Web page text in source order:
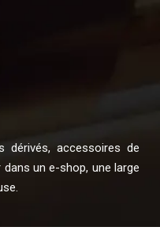
dérivés, accessoires de
un e-shop, une large